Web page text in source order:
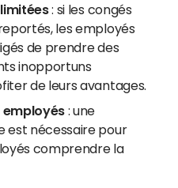
: si les congés
les employés
de prendre des
inopportuns
de leurs avantages.
: une
est nécessaire pour
comprendre la